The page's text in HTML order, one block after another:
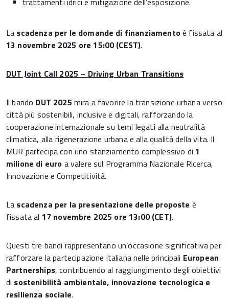
La scadenza per le domande di finanziamentoè fissata al
13 novembre 2025 ore 15:00 (CEST).
DUT Joint Call 2025 – Driving Urban Transitions
Il bando DUT 2025 mira a favorire la transizione urbana verso
città più sostenibili, inclusive e digitali, rafforzando la
cooperazione internazionale su temi legati alla neutralità
climatica, alla rigenerazione urbana e alla qualità della vita. Il
MUR partecipa con uno stanziamento complessivo di1
milione di euro a valere sul Programma Nazionale Ricerca,
Innovazione e Competitività.
La scadenza per la presentazione delle proposte è
fissata al 17 novembre 2025 ore 13:00 (CET).
Questi tre bandi rappresentano un’occasione significativa per
rafforzare la partecipazione italiana nelle principali European
Partnerships, contribuendo al raggiungimento degli obiettivi
di sostenibilità ambientale, innovazione tecnologica e
resilienza sociale.